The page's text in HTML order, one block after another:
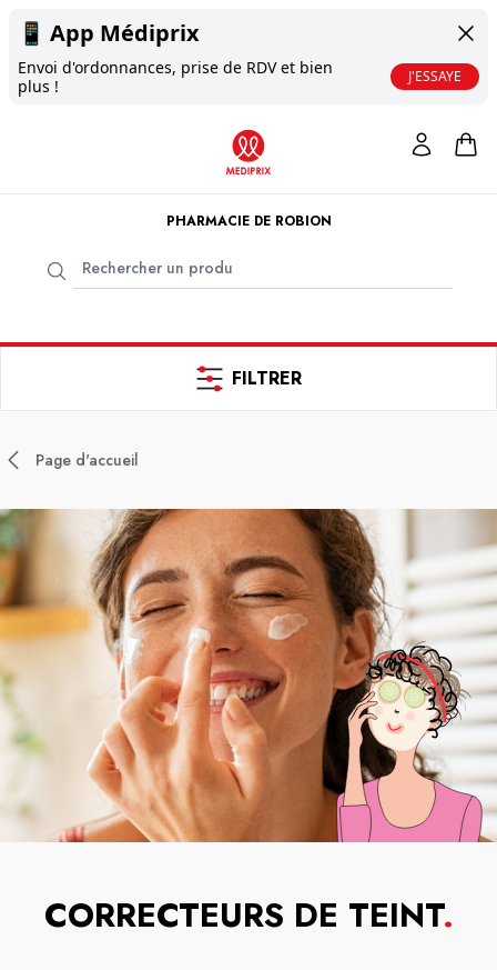
📱 App Médiprix
Envoi d'ordonnances, prise de RDV et bien
plus !
J'ESSAYE
PHARMACIE DE ROBION
FILTRER
Page d'accueil
CORRECTEURS DE TEINT.